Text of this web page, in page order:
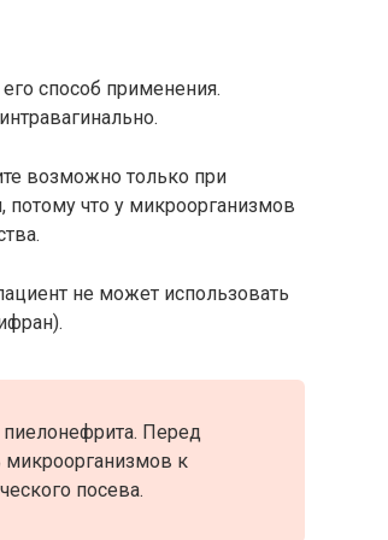
способ применения.
возможно только при
что у микроорганизмов
не может использовать
Перед
микроорганизмов к
посева.